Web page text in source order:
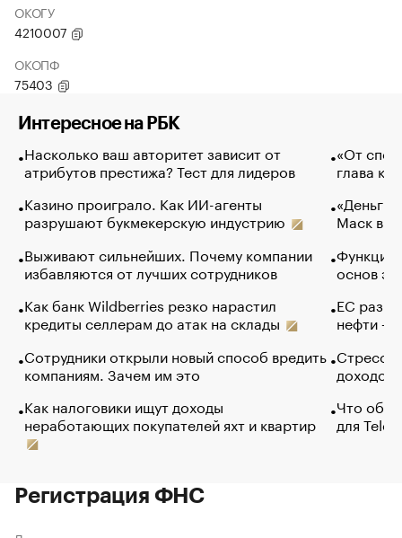
ОКОГУ
4210007
ОКОПФ
75403
Интересное на РБК
Насколько ваш авторитет зависит от
атрибутов престижа? Тест для лидеров
Казино проиграло. Как ИИ-агенты
разрушают букмекерскую индустрию
Выживают сильнейших. Почему компании
избавляются от лучших сотрудников
Как банк Wildberries резко нарастил
кредиты селлерам до атак на склады
Сотрудники открыли новый способ вредить
компаниям. Зачем им это
Как налоговики ищут доходы
неработающих покупателей яхт и квартир
«От
глава
«Деньги
Маск в
Функции
основ
ЕС
нефти —
Стресс
доходов
Что
для
Регистрация ФНС